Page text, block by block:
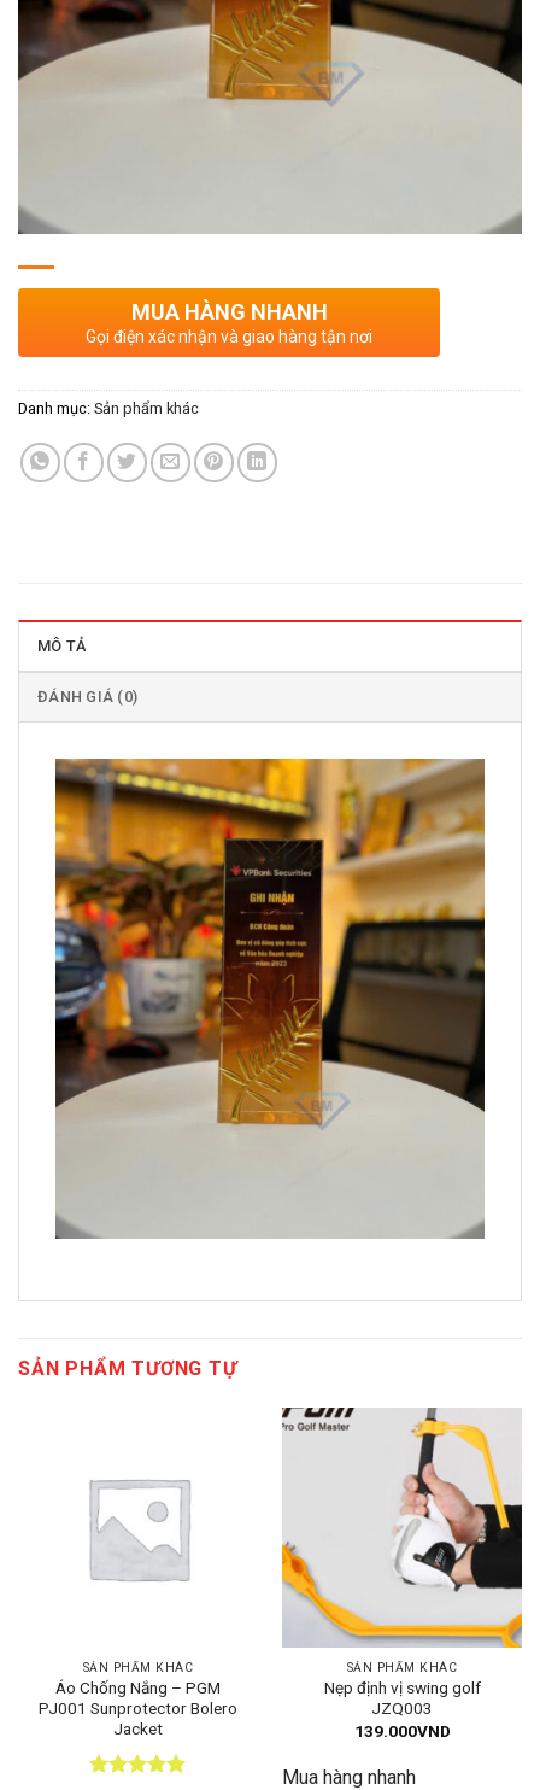
MUA HÀNG NHANH
Gọi điện xác nhận và giao hàng tận nơi
Danh mục: Sản phẩm khác
MÔ TẢ
ĐÁNH GIÁ (0)
SẢN PHẨM TƯƠNG TỰ
SẢN PHẨM KHÁC
Áo Chống Nắng – PGM
PJ001 Sunprotector Bolero
Jacket
SẢN PHẨM KHÁC
Nẹp định vị swing golf
JZQ003
139.000VND
Mua hàng nhanh